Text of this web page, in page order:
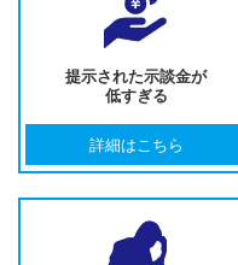
提示された示談金が
低すぎる
詳細はこちら